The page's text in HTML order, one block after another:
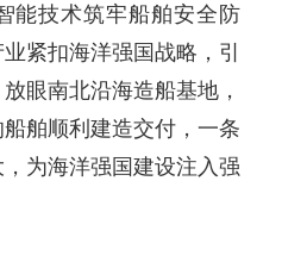
能技术筑牢船舶安全防
紧扣海洋强国战略，引
眼南北沿海造船基地，
舶顺利建造交付，一条
为海洋强国建设注入强